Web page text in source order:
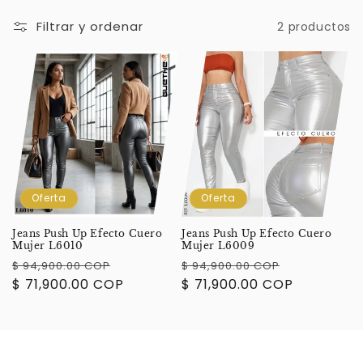
ó
n
:
Filtrar y ordenar 2 productos
Oferta
Jeans Push Up Efecto Cuero
Mujer L6010
Precio
habitual
$ 94,900.00 COP
de
$ 71,900.00 COP
Oferta
Jeans Push Up Efecto Cuero
Mujer L6009
Precio
habitual
$ 94,900.00 COP
de
$ 71,900.00 COP